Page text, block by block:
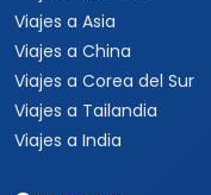
Viajes a Asia
Viajes a China
Viajes a Corea del Sur
Viajes a Tailandia
Viajes a India